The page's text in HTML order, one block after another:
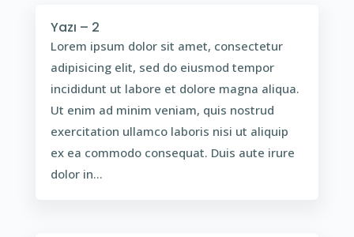
Yazı – 2
Lorem ipsum dolor sit amet, consectetur
adipisicing elit, sed do eiusmod tempor
incididunt ut labore et dolore magna aliqua.
Ut enim ad minim veniam, quis nostrud
exercitation ullamco laboris nisi ut aliquip
ex ea commodo consequat. Duis aute irure
dolor in...